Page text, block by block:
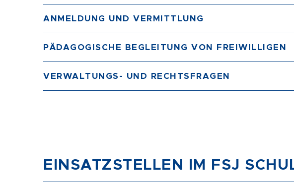
ANMELDUNG UND VERMITTLUNG
PÄDAGOGISCHE BEGLEITUNG VON FREIWILLIGEN
VERWALTUNGS- UND RECHTSFRAGEN
EINSATZSTELLEN IM FSJ